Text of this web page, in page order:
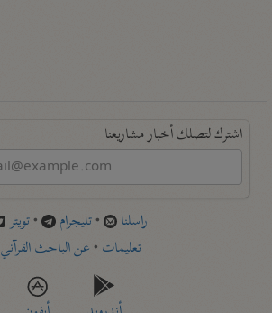
اشترك لتصلك أخبار مشاريعنا
راسلنا •تليجرام •تويتر
تعليمات •عن الباحث القرآني